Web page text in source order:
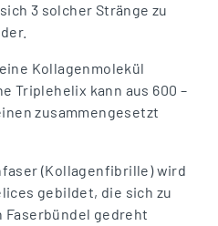
3 solcher Stränge zu
Kollagenmolekül
Triplehelix kann aus 600 –
zusammengesetzt
(Kollagenfibrille) wird
gebildet, die sich zu
gedreht